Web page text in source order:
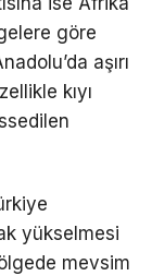
göre
aşırı
kıyı
yükselmesi
mevsim